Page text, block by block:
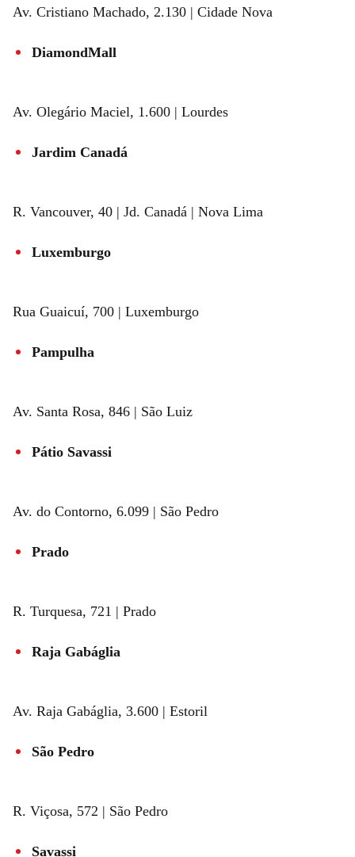
Av. Cristiano Machado, 2.130 | Cidade Nova
DiamondMall
Av. Olegário Maciel, 1.600 | Lourdes
Jardim Canadá
R. Vancouver, 40 | Jd. Canadá | Nova Lima
Luxemburgo
Rua Guaicuí, 700 | Luxemburgo
Pampulha
Av. Santa Rosa, 846 | São Luiz
Pátio Savassi
Av. do Contorno, 6.099 | São Pedro
Prado
R. Turquesa, 721 | Prado
Raja Gabáglia
Av. Raja Gabáglia, 3.600 | Estoril
São Pedro
R. Viçosa, 572 | São Pedro
Savassi